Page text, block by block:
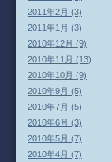
2011年2月 (3)
2011年1月 (3)
2010年12月 (9)
2010年11月 (13)
2010年10月 (9)
2010年9月 (5)
2010年7月 (5)
2010年6月 (3)
2010年5月 (7)
2010年4月 (7)